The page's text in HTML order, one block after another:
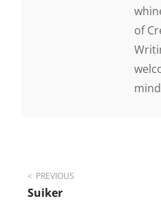
of
Post
PREVIOUS
Suiker